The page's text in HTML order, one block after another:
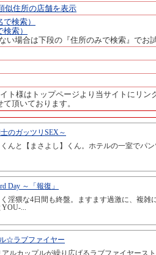
似住所の店舗を表示
検索）
索）
い場合は下段の『住所のみで検索』でお
ト様はトップページより当サイトにリ
頂いております。